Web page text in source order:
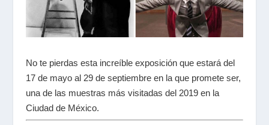
No te pierdas esta increíble exposición que estará del
17 de mayo al 29 de septiembre en la que promete ser,
una de las muestras más visitadas del 2019 en la
Ciudad de México.